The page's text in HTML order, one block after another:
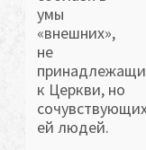
умы
«внешних»,
не
к Церкви, но
ей людей.